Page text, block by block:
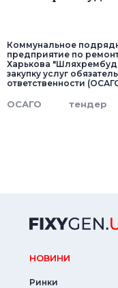
Коммунальное
предприятие по
Харькова
закупку услуг
ответственности
ОСАГО тендер
НОВИНИ
Ринки